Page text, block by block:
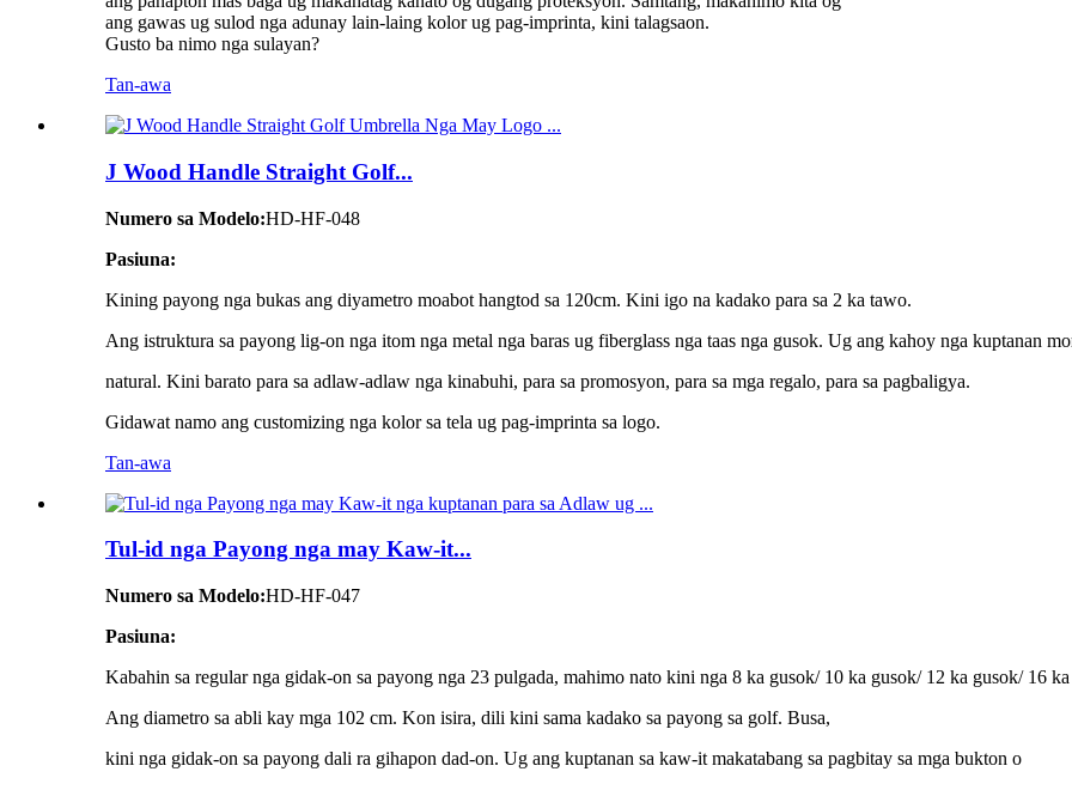
ang gawas ug sulod nga adunay lain-laing kolor ug pag-imprinta, kini talagsaon.
Gusto ba nimo nga sulayan?
Tan-awa
J Wood Handle Straight Golf...
Numero sa Modelo:HD-HF-048
Pasiuna:
Kining payong nga bukas ang diyametro moabot hangtod sa 120cm. Kini igo na kadako para sa 2 ka tawo.
Ang istruktura sa payong lig-on nga itom nga metal nga baras ug fiberglass nga taas nga gusok. Ug ang kahoy nga kuptanan
natural. Kini barato para sa adlaw-adlaw nga kinabuhi, para sa promosyon, para sa mga regalo, para sa pagbaligya.
Gidawat namo ang customizing nga kolor sa tela ug pag-imprinta sa logo.
Tan-awa
Tul-id nga Payong nga may Kaw-it...
Numero sa Modelo:HD-HF-047
Pasiuna:
Kabahin sa regular nga gidak-on sa payong nga 23 pulgada, mahimo nato kini nga 8 ka gusok/ 10 ka gusok/ 12 ka gusok/ 16
Ang diametro sa abli kay mga 102 cm. Kon isira, dili kini sama kadako sa payong sa golf. Busa,
kini nga gidak-on sa payong dali ra gihapon dad-on. Ug ang kuptanan sa kaw-it makatabang sa pagbitay sa mga bukton o